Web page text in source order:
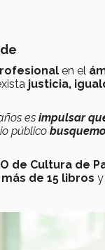
en el
justicia,
es impulsar
público
de Cultura de
más de 15 libros y